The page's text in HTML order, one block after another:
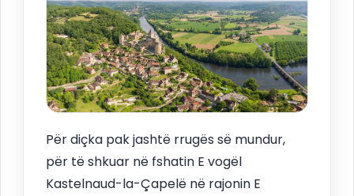
Për diçka pak jashtë rrugës së mundur,
për të shkuar në fshatin E vogël
Kastelnaud-la-Çapelë në rajonin E